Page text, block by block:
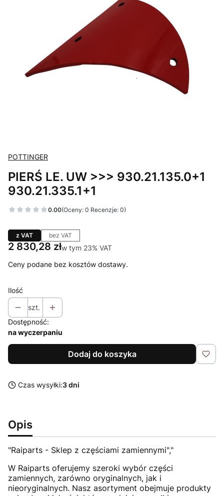
POTTINGER
PIERŚ LE. UW >>> 930.21.135.0+1
930.21.335.1+1
0.00(Oceny: 0 Recenzje: 0)
z VAT bez VAT
Cena
2 830,28 złw tym 23% VAT
w tym 23% VAT
Ceny podane bez kosztów dostawy.
Ilość
szt.
Dostępność:
na wyczerpaniu
Dodaj do koszyka
Czas wysyłki:3 dni
Opis
"Raiparts - Sklep z częściami zamiennymi","
W Raiparts oferujemy szeroki wybór części
zamiennych, zarówno oryginalnych, jak i
nieoryginalnych. Nasz asortyment obejmuje produkty